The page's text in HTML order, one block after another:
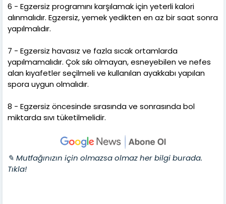
6 - Egzersiz programını karşılamak için yeterli kalori
alınmalıdır. Egzersiz, yemek yedikten en az bir saat sonra
yapılmalıdır.
7 - Egzersiz havasız ve fazla sıcak ortamlarda
yapılmamalıdır. Çok sıkı olmayan, esneyebilen ve nefes
alan kıyafetler seçilmeli ve kullanılan ayakkabı yapılan
spora uygun olmalıdır.
8 - Egzersiz öncesinde sırasında ve sonrasında bol
miktarda sıvı tüketilmelidir.
✎ Mutfağınızın için olmazsa olmaz her bilgi burada.
Tıkla!